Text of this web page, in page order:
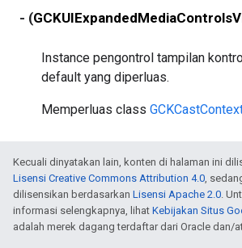
- (
Instance pengontrol tampilan
default yang diperluas.
Memperluas class
Kecuali dinyatakan lain, konten di halaman ini
Lisensi Creative Commons Attribution 4.0 ,
dilisensikan berdasarkan Lisensi Apache 2.0 .
informasi selengkapnya, lihat Kebijakan Situs
adalah merek dagang terdaftar dari Oracle dan/